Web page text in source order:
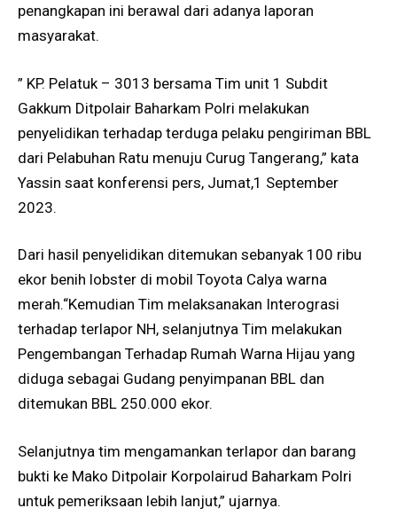
penangkapan ini berawal dari adanya laporan
masyarakat.
” KP. Pelatuk – 3013 bersama Tim unit 1 Subdit
Gakkum Ditpolair Baharkam Polri melakukan
penyelidikan terhadap terduga pelaku pengiriman BBL
dari Pelabuhan Ratu menuju Curug Tangerang,” kata
Yassin saat konferensi pers, Jumat,1 September
2023.
Dari hasil penyelidikan ditemukan sebanyak 100 ribu
ekor benih lobster di mobil Toyota Calya warna
merah.“Kemudian Tim melaksanakan Interograsi
terhadap terlapor NH, selanjutnya Tim melakukan
Pengembangan Terhadap Rumah Warna Hijau yang
diduga sebagai Gudang penyimpanan BBL dan
ditemukan BBL 250.000 ekor.
Selanjutnya tim mengamankan terlapor dan barang
bukti ke Mako Ditpolair Korpolairud Baharkam Polri
untuk pemeriksaan lebih lanjut,” ujarnya.